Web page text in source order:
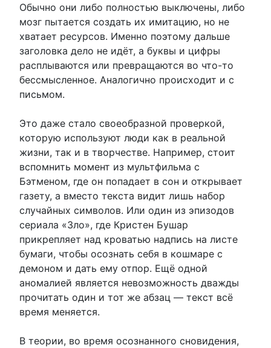
Обычно они либо полностью выключены, либо
мозг пытается создать их имитацию, но не
хватает ресурсов. Именно поэтому дальше
заголовка дело не идёт, а буквы и цифры
расплываются или превращаются во что-то
бессмысленное. Аналогично происходит и с
письмом.
Это даже стало своеобразной проверкой,
которую используют люди как в реальной
жизни, так и в творчестве. Например, стоит
вспомнить момент из мультфильма с
Бэтменом, где он попадает в сон и открывает
газету, а вместо текста видит лишь набор
случайных символов. Или один из эпизодов
сериала «Зло», где Кристен Бушар
прикрепляет над кроватью надпись на листе
бумаги, чтобы осознать себя в кошмаре с
демоном и дать ему отпор. Ещё одной
аномалией является невозможность дважды
прочитать один и тот же абзац — текст всё
время меняется.
В теории, во время осознанного сновидения,